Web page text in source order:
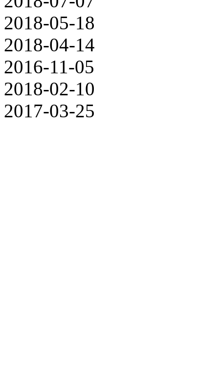
2018-05-18
2018-04-14
2016-11-05
2018-02-10
2017-03-25